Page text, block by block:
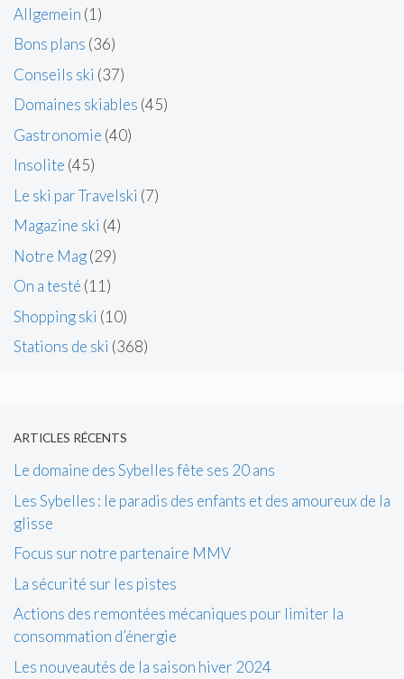
Allgemein (1)
Bons plans (36)
Conseils ski (37)
Domaines skiables (45)
Gastronomie (40)
Insolite (45)
Le ski par Travelski (7)
Magazine ski (4)
Notre Mag(29)
On a testé (11)
Shopping ski (10)
Stations de ski (368)
ARTICLES RÉCENTS
Le domaine des Sybelles fête ses 20 ans
Les Sybelles : le paradis des enfants et des amoureux de la
glisse
Focus sur notre partenaire MMV
La sécurité sur les pistes
Actions des remontées mécaniques pour limiter la
consommation d’énergie
Les nouveautés de la saison hiver 2024